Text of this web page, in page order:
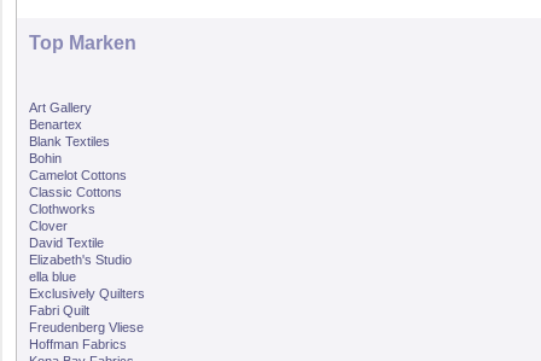
Top Marken
Art Gallery
Benartex
Blank Textiles
Bohin
Camelot Cottons
Classic Cottons
Clothworks
Clover
David Textile
Elizabeth's Studio
ella blue
Exclusively Quilters
Fabri Quilt
Freudenberg Vliese
Hoffman Fabrics